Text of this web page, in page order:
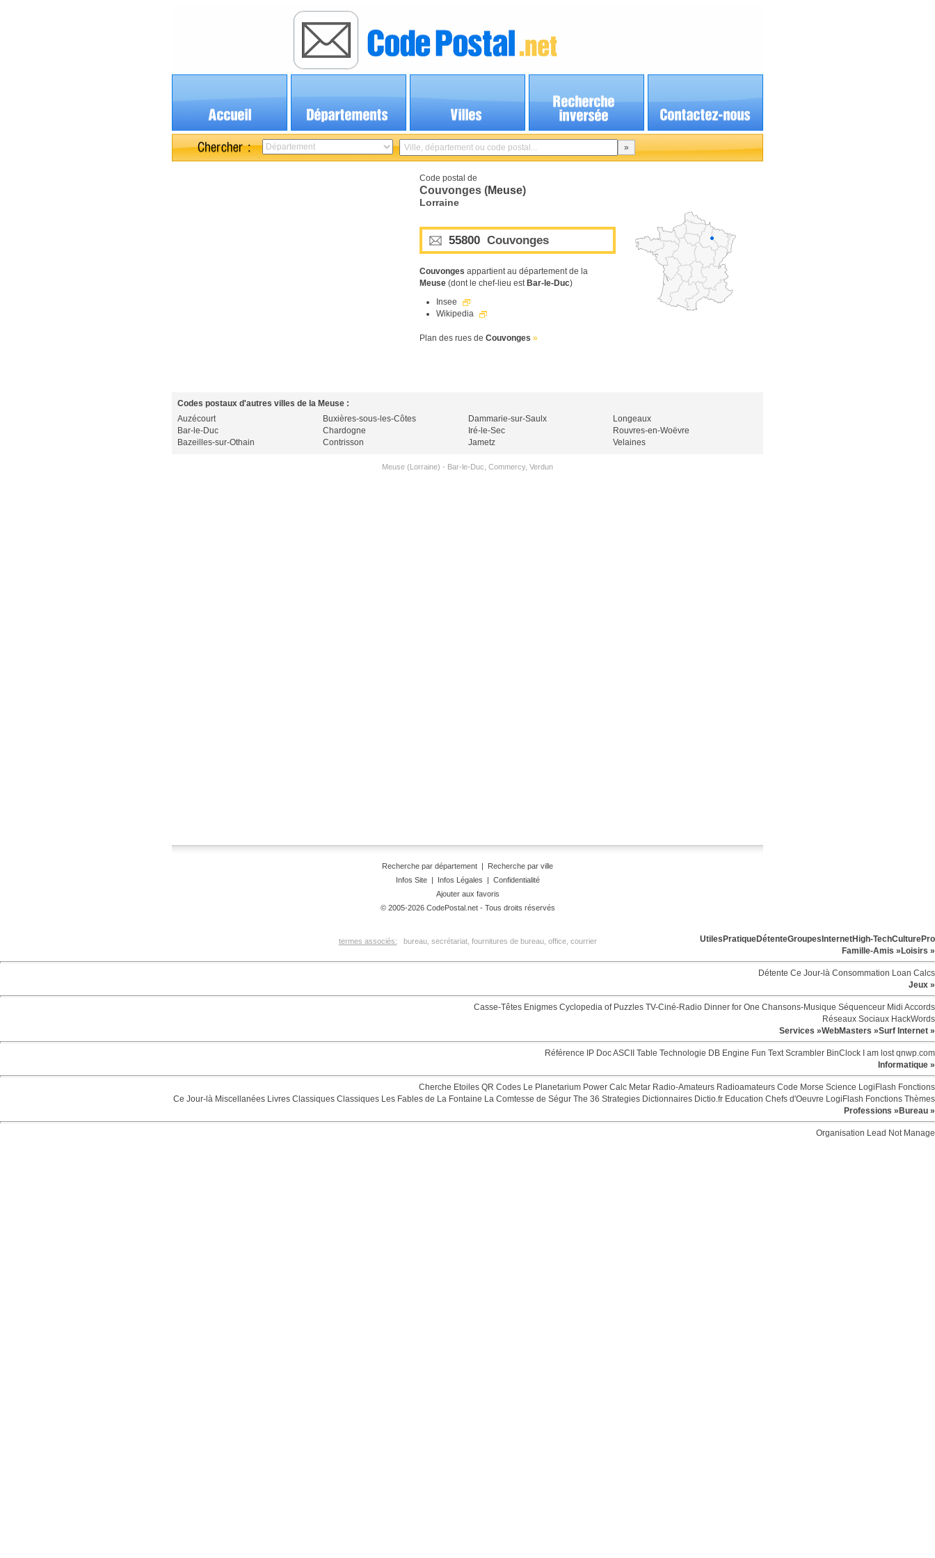
Code postal de
Couvonges (Meuse)
Lorraine
55800 Couvonges
Couvonges appartient au département de la
Meuse (dont le chef-lieu est Bar-le-Duc)
Insee
Wikipedia
Plan des rues de Couvonges »
Codes postaux d'autres villes de la Meuse :
Auzécourt
Bar-le-Duc
Bazeilles-sur-Othain
Buxières-sous-les-Côtes
Chardogne
Contrisson
Dammarie-sur-Saulx
Iré-le-Sec
Jametz
Longeaux
Rouvres-en-Woëvre
Velaines
Meuse (Lorraine) - Bar-le-Duc Commercy, Verdun
Recherche par département | Recherche par ville
Infos Site| Infos Légales | Confidentialité
Ajouter aux favoris
© 2005-2026 CodePostal.net - Tous droits réservés
termes associés: bureau, secrétariat, fournitures de bureau, office, courrier Utiles PratiqueDétenteGroupes InternetHigh-TechCulturePro
Famille-Amis » Loisirs »
Détente Ce Jour-là Consommation Loan Calcs
Jeux »
Casse-Têtes Enigmes Cyclopedia of Puzzles TV-Ciné-Radio Dinner for One Chansons-Musique Séquenceur Midi Accords
Réseaux Sociaux HackWords
Services »WebMasters »Surf Internet »
Référence IP DocASCII Table Technologie DB Engine Fun Text Scrambler BinClock I am lostqnwp.com
Informatique »
Cherche Etoiles QR Codes Le Planetarium Power Calc Metar Radio-Amateurs Radioamateurs Code Morse Science LogiFlash Fonctions
Ce Jour-là Miscellanées Livres Classiques Classiques Les Fables de La Fontaine La Comtesse de Ségur The 36 Strategies Dictionnaires Dictio.fr Education Chefs d'Oeuvre LogiFlash Fonctions Thèmes
Professions » Bureau »
Organisation Lead Not Manage